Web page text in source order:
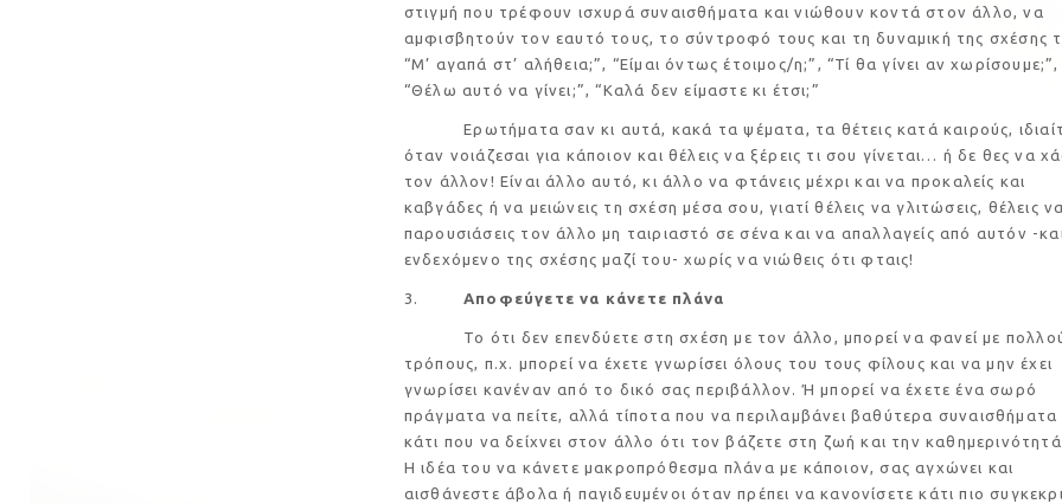
στιγμή που τρέφουν ισχυρά συναισθήματα και νιώθουν κοντά στον άλλο, να
αμφισβητούν τον εαυτό τους, το σύντροφό τους και τη δυναμική της σχέσης
“Μ’ αγαπά στ’ αλήθεια;”, “Είμαι όντως έτοιμος/η;”, “Τί θα γίνει αν χωρίσουμε;”,
“Θέλω αυτό να γίνει;”, “Καλά δεν είμαστε κι έτσι;”
Ερωτήματα σαν κι αυτά, κακά τα ψέματα, τα θέτεις κατά καιρούς,
όταν νοιάζεσαι για κάποιον και θέλεις να ξέρεις τι σου γίνεται… ή δε θες να
τον άλλον! Είναι άλλο αυτό, κι άλλο να φτάνεις μέχρι και να προκαλείς και
καβγάδες ή να μειώνεις τη σχέση μέσα σου, γιατί θέλεις να γλιτώσεις, θέλεις να
παρουσιάσεις τον άλλο μη ταιριαστό σε σένα και να απαλλαγείς από αυτόν -
ενδεχόμενο της σχέσης μαζί του- χωρίς να νιώθεις ότι φταις!
3. Αποφεύγετε να κάνετε πλάνα
Το ότι δεν επενδύετε στη σχέση με τον άλλο, μπορεί να φανεί με
τρόπους, π.χ. μπορεί να έχετε γνωρίσει όλους του τους φίλους και να μην έχει
γνωρίσει κανέναν από το δικό σας περιβάλλον. Ή μπορεί να έχετε ένα σωρό
πράγματα να πείτε, αλλά τίποτα που να περιλαμβάνει βαθύτερα συναισθήματα
κάτι που να δείχνει στον άλλο ότι τον βάζετε στη ζωή και την
Η ιδέα του να κάνετε μακροπρόθεσμα πλάνα με κάποιον, σας αγχώνει και
αισθάνεστε άβολα ή παγιδευμένοι όταν πρέπει να κανονίσετε κάτι πιο